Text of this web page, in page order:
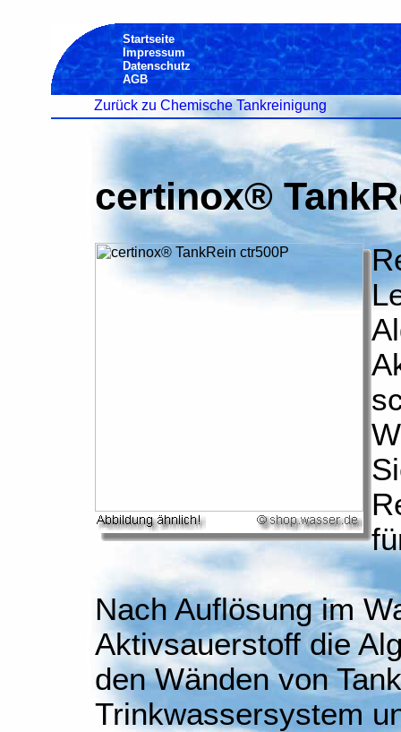
Startseite
Impressum
Datenschutz
AGB
Zurück zu Chemische Tankreinigung
certinox®
Nach Auflösung im
Aktivsauerstoff die
den Wänden von
Trinkwassersystem